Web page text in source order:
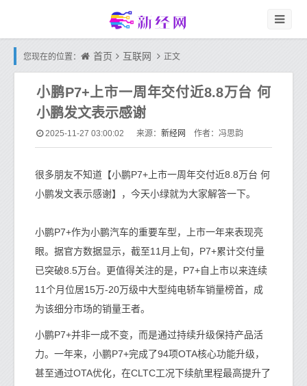
您现在的位置： 首页 互联网 正文
小鹏P7+上市一周年交付近8.8万台 何
小鹏发文表示感谢
2025-11-27 03:00:02 来源： 新经网 作者：冯思韵
很多朋友不知道【小鹏P7+上市一周年交付近8.8万台 何
小鹏发文表示感谢】，今天小绿就为大家解答一下。
小鹏P7+作为小鹏汽车的重要车型，上市一年来表现亮
眼。据官方数据显示，截至11月上旬，P7+累计交付量
已突破8.5万台。更值得关注的是，P7+自上市以来连续
11个月位居15万-20万级中大型纯电轿车销量榜首，成
为该细分市场的销量王者。
小鹏P7+并非一成不变，而是通过持续升级保持产品活
力。一年来，小鹏P7+完成了94项OTA核心功能升级，
甚至通过OTA优化，在CLTC工况下续航里程最高提升了